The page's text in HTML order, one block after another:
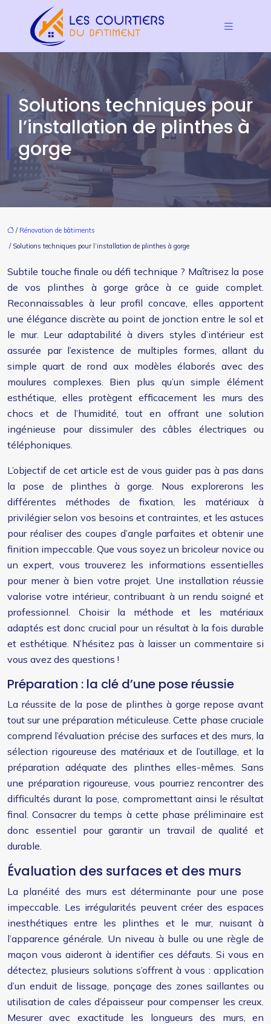
Solutions techniques pour
l’installation de plinthes à
gorge
/ Rénovation de bâtiments
/ Solutions techniques pour l’installation de plinthes à gorge
Subtile touche finale ou défi technique ? Maîtrisez la pose
de vos plinthes à gorge grâce à ce guide complet.
Reconnaissables à leur profil concave, elles apportent
une élégance discrète au point de jonction entre le sol et
le mur. Leur adaptabilité à divers styles d’intérieur est
assurée par l’existence de multiples formes, allant du
simple quart de rond aux modèles élaborés avec des
moulures complexes. Bien plus qu’un simple élément
esthétique, elles protègent efficacement les murs des
chocs et de l’humidité, tout en offrant une solution
ingénieuse pour dissimuler des câbles électriques ou
téléphoniques.
L’objectif de cet article est de vous guider pas à pas dans
la pose de plinthes à gorge. Nous explorerons les
différentes méthodes de fixation, les matériaux à
privilégier selon vos besoins et contraintes, et les astuces
pour réaliser des coupes d’angle parfaites et obtenir une
finition impeccable. Que vous soyez un bricoleur novice ou
un expert, vous trouverez les informations essentielles
pour mener à bien votre projet. Une installation réussie
valorise votre intérieur, contribuant à un rendu soigné et
professionnel. Choisir la méthode et les matériaux
adaptés est donc crucial pour un résultat à la fois durable
et esthétique. N’hésitez pas à laisser un commentaire si
vous avez des questions !
Préparation : la clé d’une pose réussie
La réussite de la pose de plinthes à gorge repose avant
tout sur une préparation méticuleuse. Cette phase cruciale
comprend l’évaluation précise des surfaces et des murs, la
sélection rigoureuse des matériaux et de l’outillage, et la
préparation adéquate des plinthes elles-mêmes. Sans
une préparation rigoureuse, vous pourriez rencontrer des
difficultés durant la pose, compromettant ainsi le résultat
final. Consacrer du temps à cette phase préliminaire est
donc essentiel pour garantir un travail de qualité et
durable.
Évaluation des surfaces et des murs
La planéité des murs est déterminante pour une pose
impeccable. Les irrégularités peuvent créer des espaces
inesthétiques entre les plinthes et le mur, nuisant à
l’apparence générale. Un niveau à bulle ou une règle de
maçon vous aideront à identifier ces défauts. Si vous en
détectez, plusieurs solutions s’offrent à vous : application
d’un enduit de lissage, ponçage des zones saillantes ou
utilisation de cales d’épaisseur pour compenser les creux.
Mesurer avec exactitude les longueurs des murs, en